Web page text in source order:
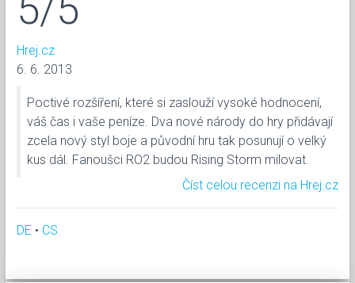
Hrej.cz
6. 6. 2013
Poctivé rozšíření, které si zaslouží vysoké hodnocení,
váš čas i vaše peníze. Dva nové národy do hry přidávají
zcela nový styl boje a původní hru tak posunují o velký
kus dál. Fanoušci RO2 budou Rising Storm milovat.
Číst celou recenzi na Hrej.cz
DE • CS